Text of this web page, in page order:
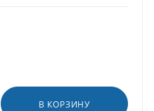
В КОРЗИНУ